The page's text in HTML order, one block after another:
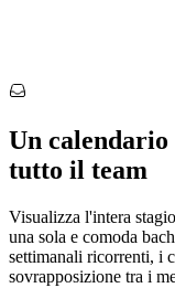
Un
tutto il team
Visualizza l'intera
una sola e comoda
settimanali ricorrenti, i
sovrapposizione tra i